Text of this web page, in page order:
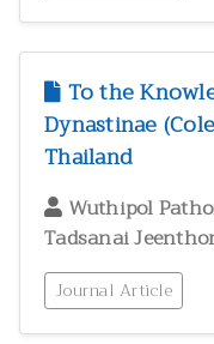
To the
Dynastinae
Thailand
Wuthipol
Tadsanai
Journal Article